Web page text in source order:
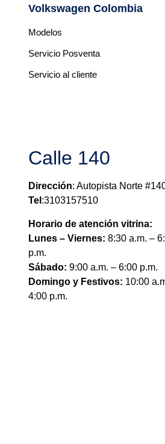
Volkswagen Colombia
Modelos
Servicio Posventa
Servicio al cliente
Calle 140
Dirección: Autopista Norte
Tel :3103157510
Horario de atención vitrina:
Lunes – Viernes: 8:30 a.m. –
p.m.
Sábado: 9:00 a.m. – 6:00 p.m.
Domingo y Festivos: 10:00
4:00 p.m.